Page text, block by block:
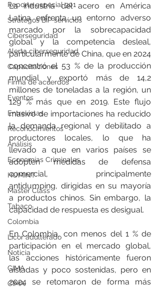
Reporte especial 301
Strategos BIP servicios
Ciberseguridad
Alerta ciberseguridad
Capacitaciones
Firma de acuerdos
Eventos
Entrevistas
Reconocimientos
Análisis
Economías Criminales
HUMINT
Master Class
Tabaco
Colombia
Licor adulterado
Noticia
CIMA
CIMA
La industria del acero en América
Latina enfrenta un entorno adverso
marcado por la sobrecapacidad
global y la competencia desleal,
particularmente de China, que en 2024
concentró el 53 % de la producción
mundial y exportó más de 14,2
millones de toneladas a la región, un
129 % más que en 2019. Este flujo
masivo de importaciones ha reducido
la demanda regional y debilitado a
productores locales, lo que ha
llevado a que en varios países se
adopten medidas de defensa
comercial, principalmente
antidumping, dirigidas en su mayoría
a productos chinos. Sin embargo, la
capacidad de respuesta es desigual.
En Colombia, con menos del 1 % de
participación en el mercado global,
las acciones históricamente fueron
aisladas y poco sostenidas, pero en
2024 se retomaron de forma más